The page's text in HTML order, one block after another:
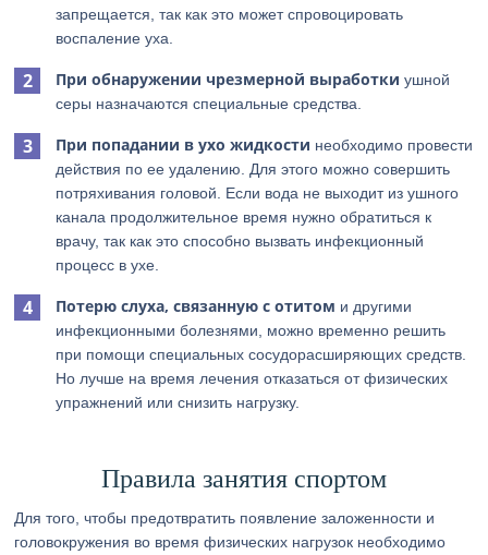
запрещается, так как это может спровоцировать
воспаление уха.
При обнаружении чрезмерной выработкиушной
серы назначаются специальные средства.
При попадании в ухо жидкости необходимо провести
действия по ее удалению. Для этого можно совершить
потряхивания головой. Если вода не выходит из ушного
канала продолжительное время нужно обратиться к
врачу, так как это способно вызвать инфекционный
процесс в ухе.
Потерю слуха, связанную с отитом и другими
инфекционными болезнями, можно временно решить
при помощи специальных сосудорасширяющих средств.
Но лучше на время лечения отказаться от физических
упражнений или снизить нагрузку.
Правила занятия спортом
Для того, чтобы предотвратить появление заложенности и
головокружения во время физических нагрузок необходимо